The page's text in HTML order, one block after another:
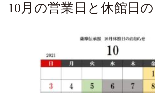
10月の営業日と休館日